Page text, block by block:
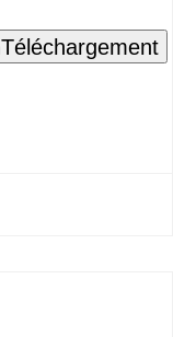
Téléchargement